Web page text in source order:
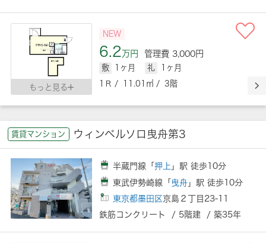
もっと見る
NEW
6.2万円 管理費 3,000円
敷 1ヶ月 礼
1ヶ月
1Ｒ / 11.01㎡ / 3階
賃貸マンション ウィンベルソロ曳舟第3
半蔵門線「押上 」駅 徒歩10分
東武伊勢崎線「 曳舟 」駅 徒歩10分
東京都墨田区 京島２丁目23-11
鉄筋コンクリート / 5階建 / 築35年